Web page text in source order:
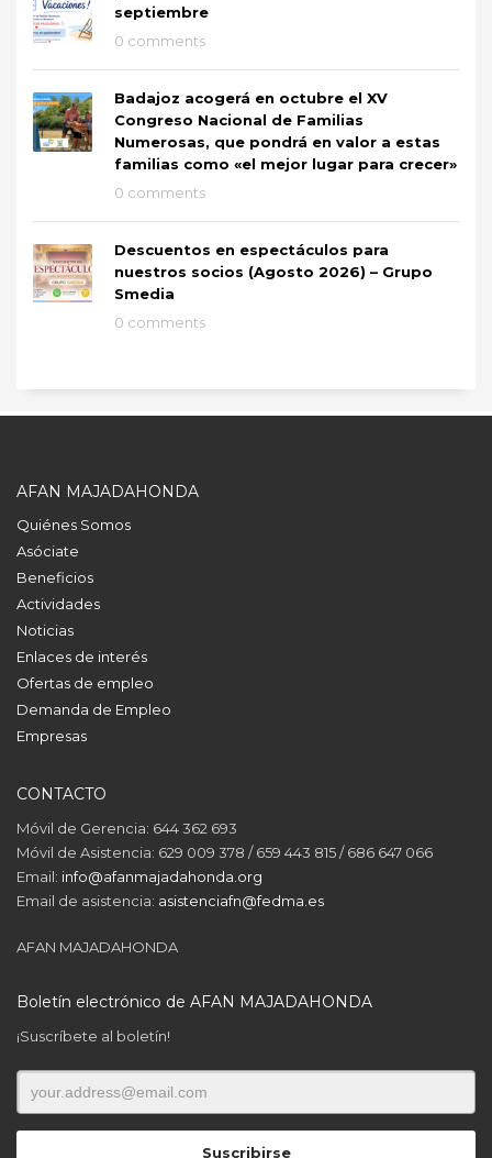
septiembre
0 comments
Badajoz acogerá en octubre el XV
Congreso Nacional de Familias
Numerosas, que pondrá en valor a estas
familias como «el mejor lugar para crecer»
0 comments
Descuentos en espectáculos para
nuestros socios (Agosto 2026) – Grupo
Smedia
0 comments
AFAN MAJADAHONDA
Quiénes Somos
Asóciate
Beneficios
Actividades
Noticias
Enlaces de interés
Ofertas de empleo
Demanda de Empleo
Empresas
CONTACTO
Móvil de Gerencia: 644 362 693
Móvil de Asistencia: 629 009 378 / 659 443 815 / 686 647 066
Email: info@afanmajadahonda.org
Email de asistencia: asistenciafn@fedma.es
AFAN MAJADAHONDA
Boletín electrónico de AFAN MAJADAHONDA
¡Suscríbete al boletín!